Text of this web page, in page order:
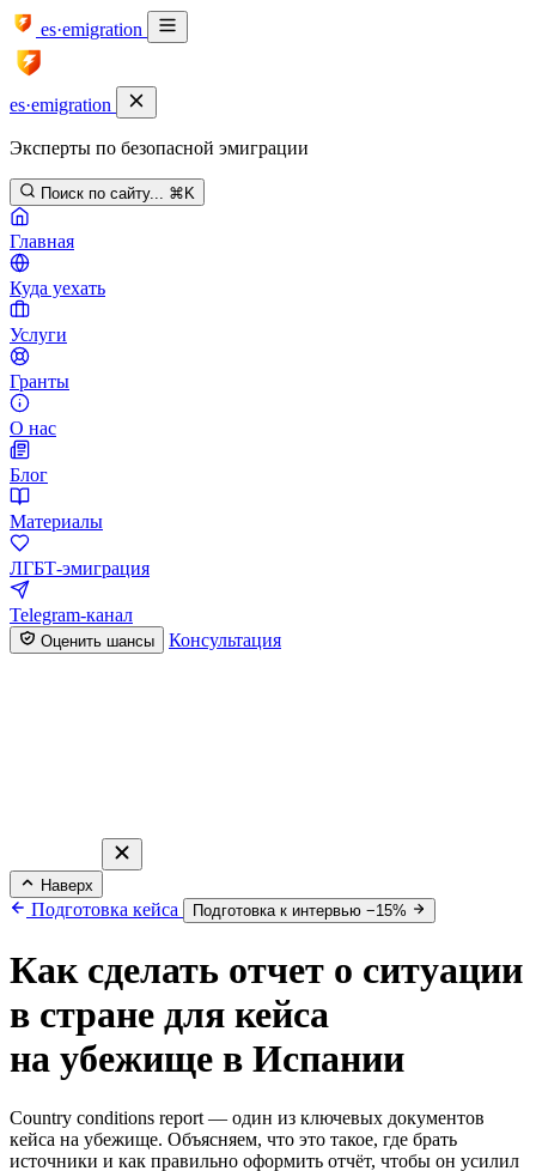
es·emigration
es·emigration
Эксперты по безопасной эмиграции
Поиск по сайту... ⌘K
Главная
Куда уехать
Услуги
Гранты
О нас
Блог
Материалы
ЛГБТ-эмиграция
Telegram-канал
Оценить шансы Консультация
Наверх
Подготовка кейса Подготовка к интервью −15%
Как сделать отчет о ситуации
в стране для кейса
на убежище в Испании
Country conditions report — один из ключевых документов
кейса на убежище. Объясняем, что это такое, где брать
источники и как правильно оформить отчёт, чтобы он усилил